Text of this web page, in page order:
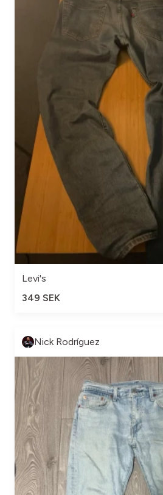
Levi's
349 SEK
Nick Rodríguez